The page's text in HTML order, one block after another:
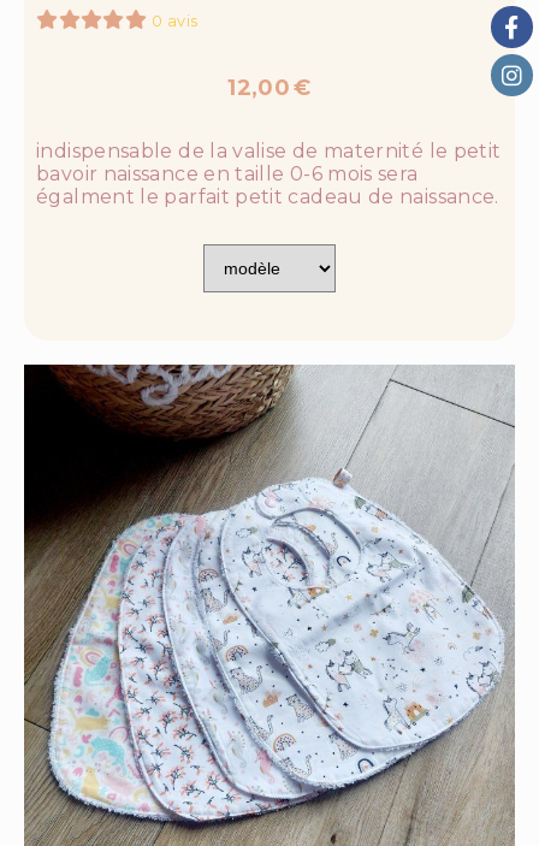
0 avis
12,00€
indispensable de la valise de maternité le petit
bavoir naissance en taille 0-6 mois sera
égalment le parfait petit cadeau de naissance.